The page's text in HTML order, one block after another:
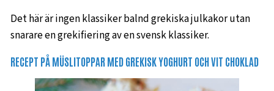
Det här är ingen klassiker balnd grekiska julkakor utan
snarare en grekifiering av en svensk klassiker.
RECEPT PÅ MÜSLITOPPAR MED GREKISK YOGHURT OCH VIT CHOKLAD